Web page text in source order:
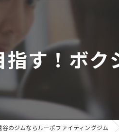
す！ボク
谷のジムならルーポファイティングジム